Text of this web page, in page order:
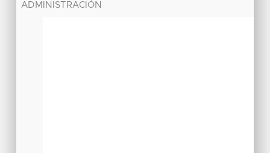
ADMINISTRACIÓN